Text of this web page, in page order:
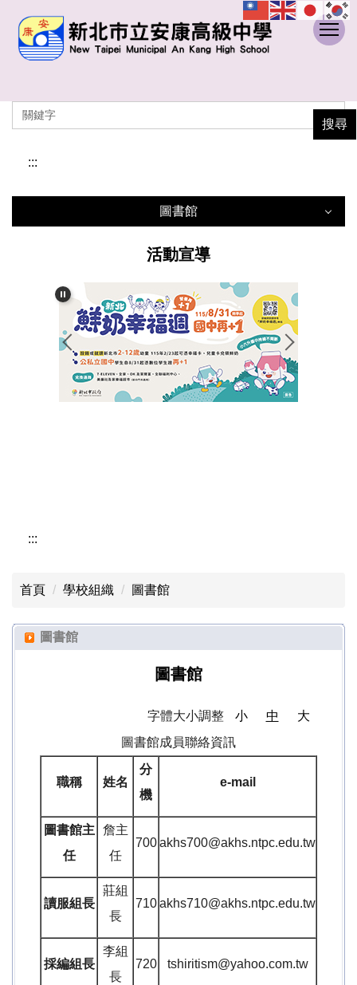
到
主
區
搜尋
:::
圖書館
圖書館
讀服組
採編組
資訊組
活動宣導
:::
首頁 學校組織 圖書館
圖書館
圖書館
字體大小調整 小 中
大
圖書館成員聯絡資訊
職稱 姓名
分
機
e-mail
圖書館主
任
詹主
任
700 akhs700@akhs.ntpc.edu.tw
讀服組長
莊組
長
710 akhs710@akhs.ntpc.edu.tw
採編組長
李組
長
720 tshiritism@yahoo.com.tw